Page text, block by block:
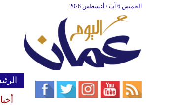
الخميس 6 آب / أغسطس 2026